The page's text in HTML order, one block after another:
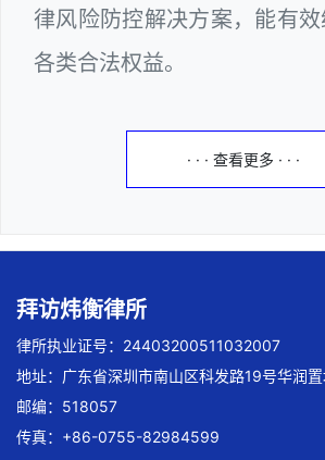
律风险防控解决方案，能有
各类合法权益。
· · · 查看更多 · · ·
拜访炜衡律所
律所执业证号：24403200511032007
地址：广东省深圳市南山区科发路19号华润
邮编：518057
传真：+86-0755-82984599